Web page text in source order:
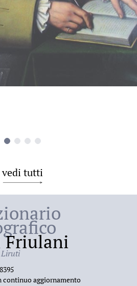
vedi tutti
Friulani
continuo aggiornamento